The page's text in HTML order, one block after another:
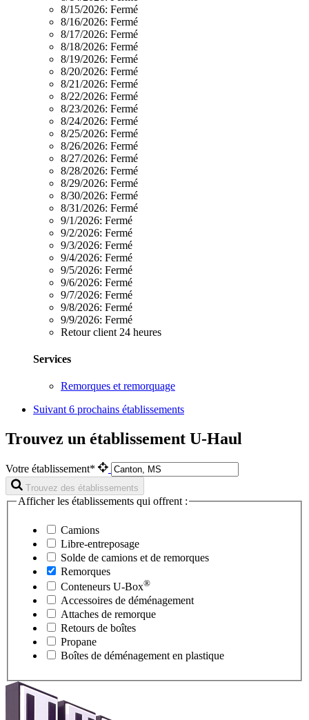
8/15/2026: Fermé
8/16/2026: Fermé
8/17/2026: Fermé
8/18/2026: Fermé
8/19/2026: Fermé
8/20/2026: Fermé
8/21/2026: Fermé
8/22/2026: Fermé
8/23/2026: Fermé
8/24/2026: Fermé
8/25/2026: Fermé
8/26/2026: Fermé
8/27/2026: Fermé
8/28/2026: Fermé
8/29/2026: Fermé
8/30/2026: Fermé
8/31/2026: Fermé
9/1/2026: Fermé
9/2/2026: Fermé
9/3/2026: Fermé
9/4/2026: Fermé
9/5/2026: Fermé
9/6/2026: Fermé
9/7/2026: Fermé
9/8/2026: Fermé
9/9/2026: Fermé
Retour client 24 heures
Services
Remorques et remorquage
Suivant 6 prochains établissements
Trouvez un établissement U-Haul
Votre établissement*
Trouvez des établissements
Afficher les établissements qui offrent :
Camions
Libre-entreposage
Solde de camions et de remorques
Remorques
Conteneurs U-Box®
Accessoires de déménagement
Attaches de remorque
Retours de boîtes
Propane
Boîtes de déménagement en plastique